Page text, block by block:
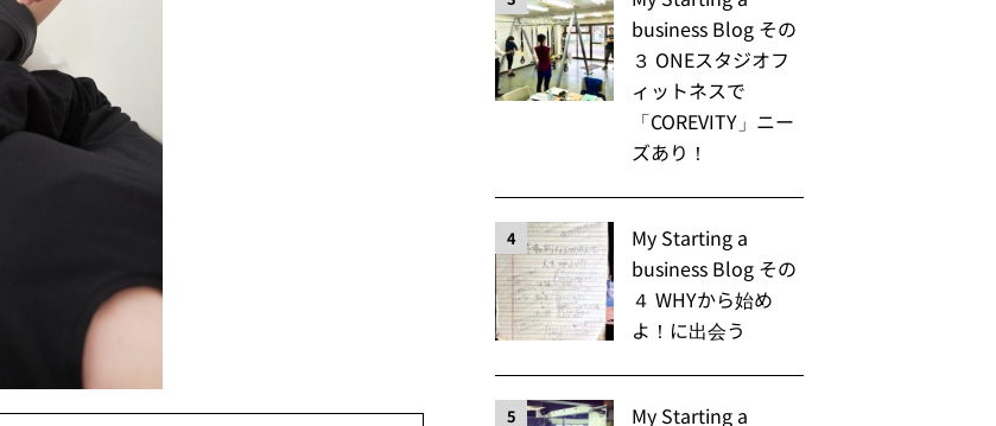
business Blog その
３ ONEスタジオフ
ィットネスで
「COREVITY」ニー
ズあり！
4
My Starting a
business Blog その
４ WHYから始め
よ！に出会う
5 My Starting a